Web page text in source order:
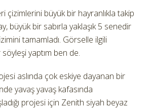
çizimlerini büyük bir hayranlıkla takip
büyük bir sabırla yaklaşık 5 senedir
tamamladı. Görselle ilgili
yaptım ben de.
aslında çok eskiye dayanan bir
yavaş yavaş kafasında
projesi için Zenith siyah beyaz